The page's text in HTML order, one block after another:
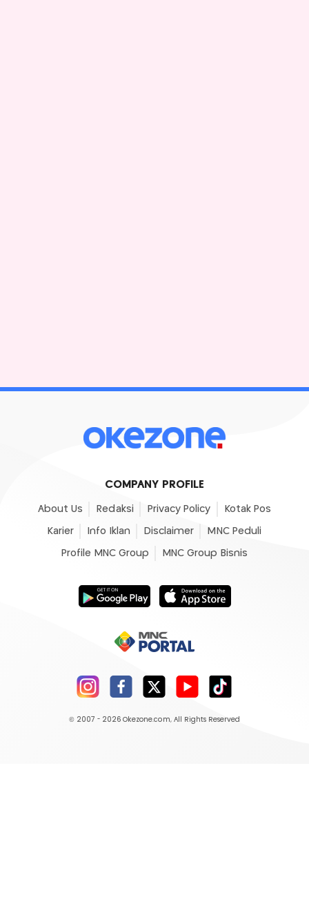
COMPANY PROFILE
About Us Redaksi Privacy Policy Kotak Pos
Karier Info Iklan Disclaimer MNC Peduli
Profile MNC Group MNC Group Bisnis
© 2007 - 2026 Okezone.com, All Rights Reserved